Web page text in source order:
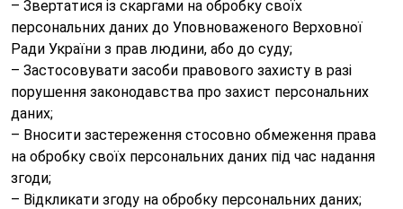
– Звертатися із скаргами на обробку своїх
персональних даних до Уповноваженого Верховної
Ради України з прав людини, або до суду;
– Застосовувати засоби правового захисту в разі
порушення законодавства про захист персональних
даних;
– Вносити застереження стосовно обмеження права
на обробку своїх персональних даних під час надання
згоди;
– Відкликати згоду на обробку персональних даних;